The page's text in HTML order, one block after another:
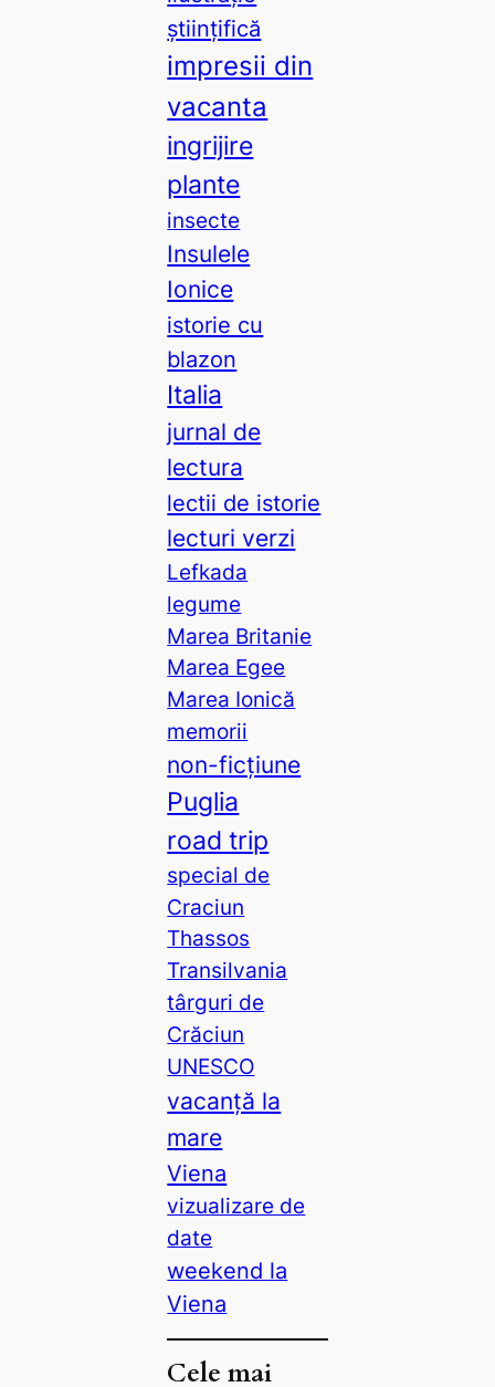
științifică
impresii din
vacanta
ingrijire
plante
insecte
Insulele
Ionice
istorie cu
blazon
Italia
jurnal de
lectura
lectii de istorie
lecturi verzi
Lefkada
legume
Marea Britanie
Marea Egee
Marea Ionică
memorii
non-ficțiune
Puglia
road trip
special de
Craciun
Thassos
Transilvania
târguri de
Crăciun
UNESCO
vacanță la
mare
Viena
vizualizare de
date
weekend la
Viena
Cele mai